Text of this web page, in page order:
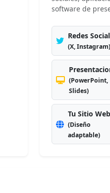
software de
Redes
(X, Instagram)
(PowerPoint,
Slides)
Tu Sitio Web
(Diseño
adaptable)